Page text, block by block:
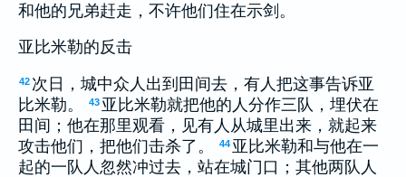
和他的兄弟赶走，不许他们住在示剑。
亚比米勒的反击
42 次日，城中众人出到田间去，有人把这事告诉亚
比米勒。
43 亚比米勒就把他的人分作三队，埋伏在
田间；他在那里观看，见有人从城里出来，就起来
攻击他们，把他们击杀了。
44 亚比米勒和与他在一
起的一队人忽然冲过去，站在城门口；其他两队人